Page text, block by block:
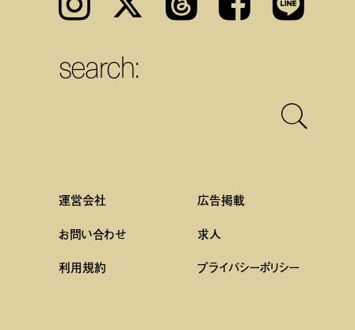
search:
運営会社
広告掲載
お問い合わせ
求人
利用規約 プライバシーポリシー